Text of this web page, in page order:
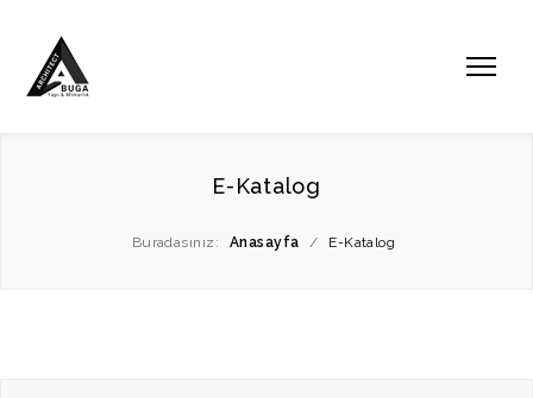
E-Katalog
Buradasınız: Anasayfa / E-Katalog